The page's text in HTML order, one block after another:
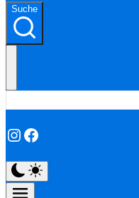
Suche
Instagram
Facebook